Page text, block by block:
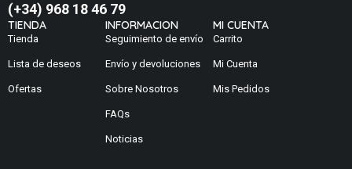
(+34) 968 18 46 79
TIENDA
Tienda
Lista de deseos
Ofertas
INFORMACION
Seguimiento de envío
Envío y devoluciones
Sobre Nosotros
FAQs
Noticias
MI CUENTA
Carrito
Mi Cuenta
Mis Pedidos